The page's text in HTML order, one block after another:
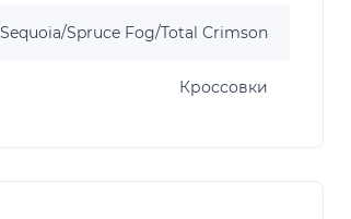
Spruce Fog/Total Crimson
Кроссовки